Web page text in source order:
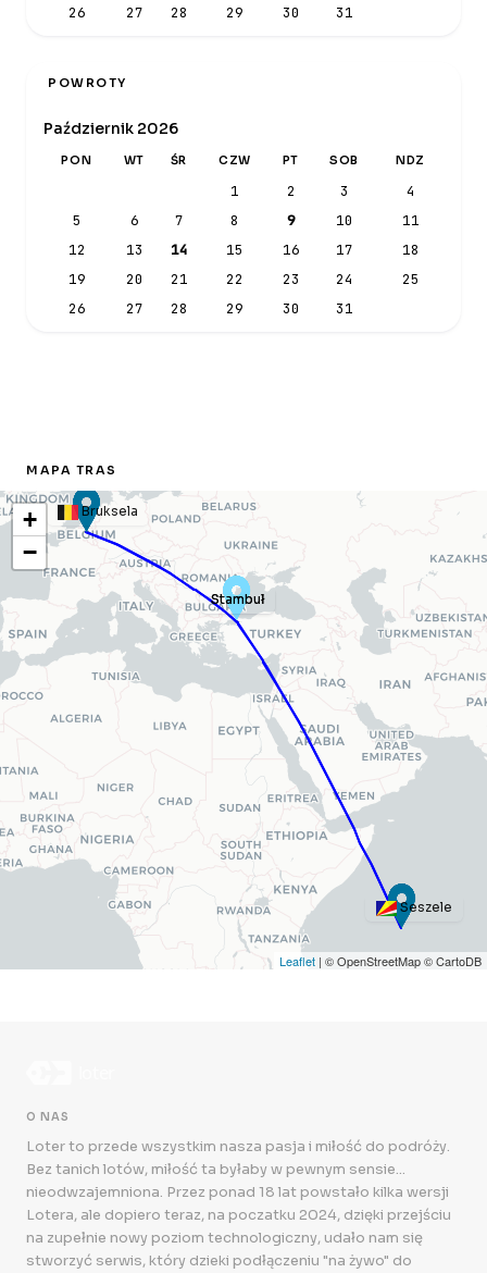
26
27 28 29 30 31
POWROTY
Październik 2026
PON WT ŚR CZW PT SOB NDZ
1 2 3
4
5
6 7 8 9 10
11
12
13 14 15 16 17
18
19
20 21 22 23 24
25
26
27 28 29 30 31
MAPA TRAS
Bruksela
Seszele
Stambuł
Stambuł
+
−
Leaflet | © OpenStreetMap © CartoDB
O NAS
Loter to przede wszystkim nasza pasja i miłość do podróży.
Bez tanich lotów, miłość ta byłaby w pewnym sensie...
nieodwzajemniona. Przez ponad 18 lat powstało kilka wersji
Lotera, ale dopiero teraz, na poczatku 2024, dzięki przejściu
na zupełnie nowy poziom technologiczny, udało nam się
stworzyć serwis, który dzieki podłączeniu "na żywo" do